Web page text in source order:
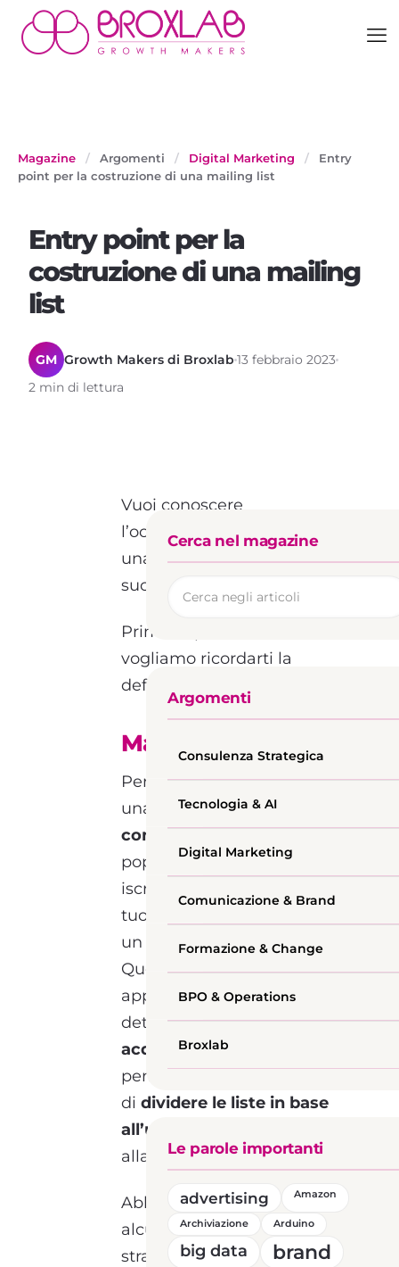
Magazine / Argomenti / Digital Marketing /
Entry
point per la costruzione di una mailing list
Entry point per la
costruzione di una mailing
list
GM Growth Makers di Broxlab 13 febbraio 2023
2 min di lettura
Vuoi conoscere
l’occorrente per costruire
una mailing list di
successo?
Prima di procedere,
vogliamo ricordarti la
definizione di mailing list.
Mailing list: cos’è
Per mailing list si intende
una vera e proprialista di
contatti di utenti,
popola grazie alle
iscrizioni degli stessi al
tuo database attraverso
un
form specifico.
Questo form specifico
apparterrà infatti ad un
determinatoangolo di
acquisizione, che ti
permetterà quindi
di dividere le liste in base
all’utilizzo
alla
provenienza del lead.
Abbiamo individuato
alcuni semplici ma
strategici passi da
Cerca nel magazine
Argomenti
Consulenza Strategica
Tecnologia & AI
Digital Marketing
Comunicazione & Brand
Formazione & Change
BPO & Operations
Broxlab
Le parole importanti
advertising Amazon
Archiviazione Arduino
big data brand